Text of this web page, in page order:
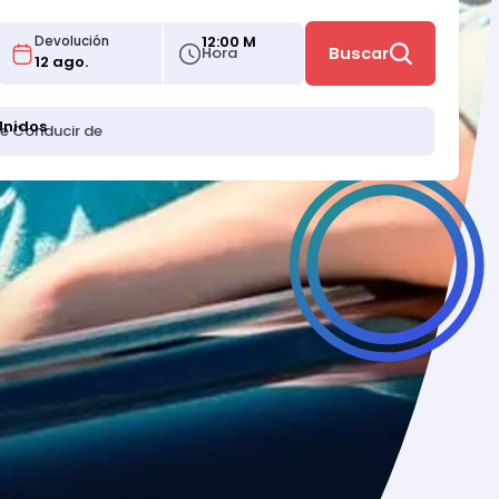
Devolución
Hora
12:00 M
Buscar
Conducir de